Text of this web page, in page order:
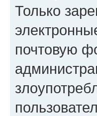
Только
почтовую